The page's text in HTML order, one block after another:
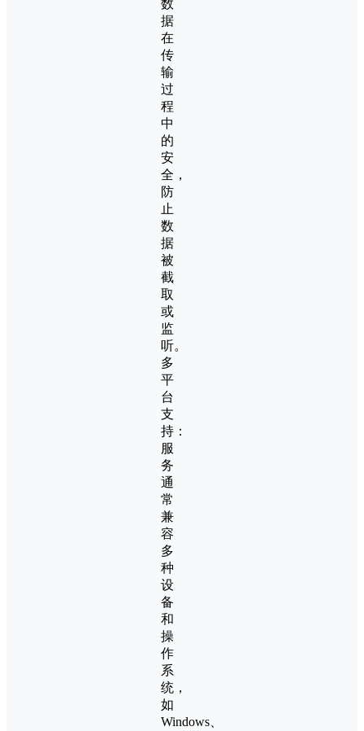
数
据
在
传
输
过
程
中
的
安
全，
防
止
数
据
被
截
取
或
监
听。
多
平
台
支
持：
服
务
通
常
兼
容
多
种
设
备
和
操
作
系
统，
如
Windows、